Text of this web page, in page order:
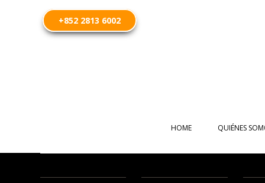
+852 2813 6002
HOME QUIÉNES